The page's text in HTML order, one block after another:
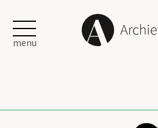
menu